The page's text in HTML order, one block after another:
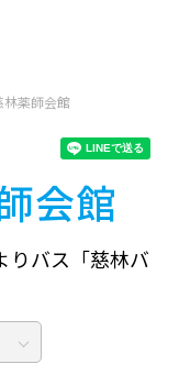
林薬師会館
会館
りバス「慈林バ